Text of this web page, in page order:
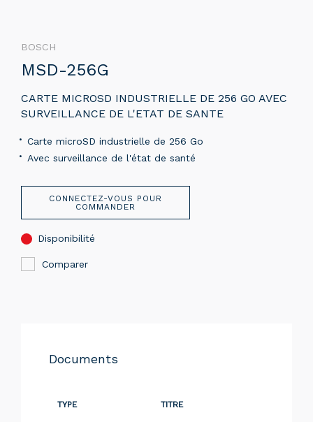
BOSCH
MSD-256G
CARTE MICROSD INDUSTRIELLE DE 256 GO AVEC
SURVEILLANCE DE L'ETAT DE SANTE
Carte microSD industrielle de 256 Go
Avec surveillance de l'état de santé
CONNECTEZ-VOUS POUR
COMMANDER
Disponibilité
Comparer
Documents
TYPE TITRE